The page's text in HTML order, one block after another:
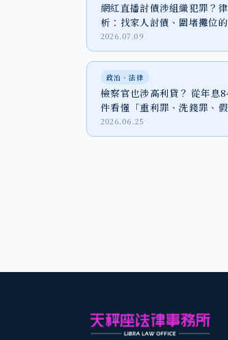
網紅直播討債涉組織犯罪？
析：找家人討債、圍堵攤位
代價
2026.07.09
政治‧法律
檢察官也涉高利貸？ 從年息
件看懂「重利罪、洗錢罪、
婚」法律風險
2026.06.25